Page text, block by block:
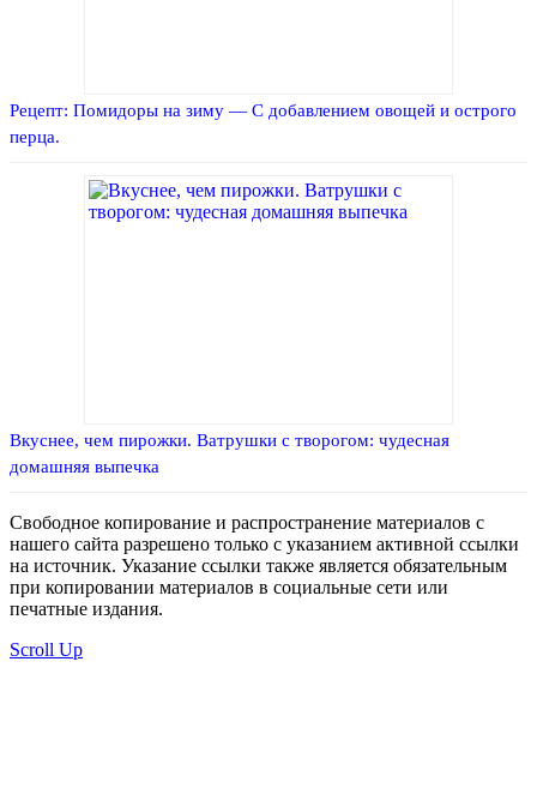
Рецепт: Помидоры на зиму — С добавлением овощей и острого
перца.
Вкуснее, чем пирожки. Ватрушки с творогом: чудесная
домашняя выпечка
Свободное копирование и распространение материалов с
нашего сайта разрешено только с указанием активной ссылки
на источник. Указание ссылки также является обязательным
при копировании материалов в социальные сети или
печатные издания.
Scroll Up